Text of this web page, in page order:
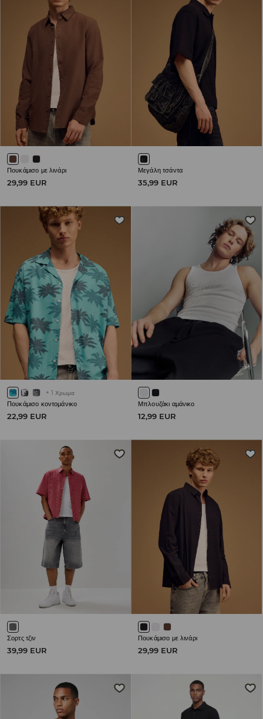
Πουκάμισο με λινάρι
29,99 EUR
Μεγάλη τσάντα
35,99 EUR
+ 1 Χρωμα
Πουκάμισο κοντομάνικο
22,99 EUR
Μπλουζάκι αμάνικο
12,99 EUR
Σορτς τζιν
39,99 EUR
Πουκάμισο με λινάρι
29,99 EUR